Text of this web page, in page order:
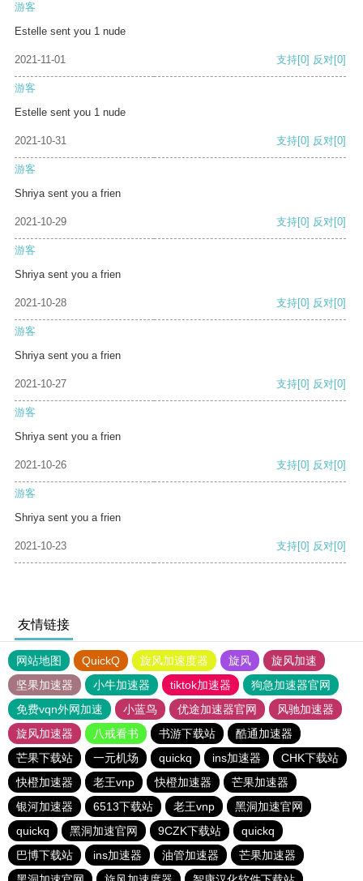
游客
Estelle sent you 1 nude
2021-11-01 支持[0] 反对[0]
游客
Estelle sent you 1 nude
2021-10-31 支持[0] 反对[0]
游客
Shriya sent you a frien
2021-10-29 支持[0] 反对[0]
游客
Shriya sent you a frien
2021-10-28 支持[0] 反对[0]
游客
Shriya sent you a frien
2021-10-27 支持[0] 反对[0]
游客
Shriya sent you a frien
2021-10-26 支持[0] 反对[0]
游客
Shriya sent you a frien
2021-10-23 支持[0] 反对[0]
友情链接
网站地图 QuickQ 旋风加速度器 旋风
旋风加速
坚果加速器
小牛加速器 tiktok加速器
狗急加速器官网
免费vqn外网加速
小蓝鸟 优途加速器官网
风驰加速器
旋风加速器
八戒看书 书游下载站
酷通加速器
芒果下载站
一元机场 quickq ins加速器
CHK下载站
快橙加速器
老王vnp 快橙加速器
芒果加速器
银河加速器
6513下载站 老王vnp
黑洞加速官网
quickq
黑洞加速官网 9CZK下载站
quickq
巴博下载站
ins加速器 油管加速器
芒果加速器